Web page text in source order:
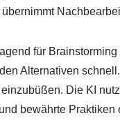
für
Alternativen
Die KI
bewährte Praktiken